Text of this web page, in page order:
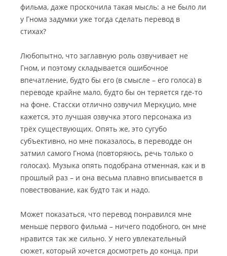
фильма, даже проскочила такая мысль: а не было ли
у Гнома задумки уже тогда сделать перевод в
стихах?
Любопытно, что заглавную роль озвучивает не
Гном, и поэтому складывается ошибочное
впечатление, будто бы его (в смысле – его голоса) в
переводе крайне мало, будто бы он теряется где-то
на фоне. Стасски отлично озвучил Меркуцио, мне
кажется, это лучшая озвучка этого персонажа из
трёх существующих. Опять же, это сугубо
субъективно, но мне показалось, в переводде он
затмил самого Гнома (повторяюсь, речь только о
голосах). Музыка опять подобрана отменная, как и в
прошлый раз – и она весьма плавно вписывается в
повествование, как будто так и надо.
Может показаться, что перевод понравился мне
меньше первого фильма – ничего подобного, он мне
нравится так же сильно. У него увлекательный
сюжет, который хочется досмотреть до конца, при